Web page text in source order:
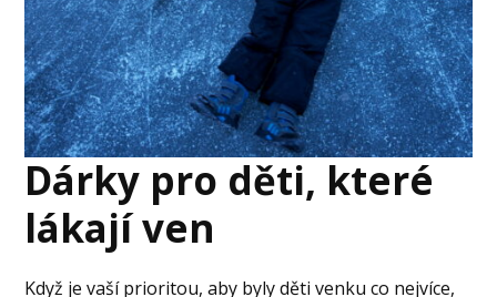
Dárky pro děti, které
lákají ven
Když je vaší prioritou, aby byly děti venku co nejvíce,